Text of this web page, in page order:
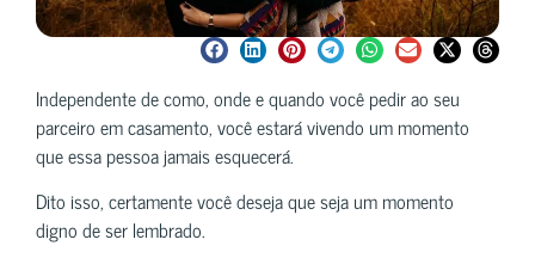
Independente de como, onde e quando você pedir ao seu
parceiro em casamento, você estará vivendo um momento
que essa pessoa jamais esquecerá.
Dito isso, certamente você deseja que seja um momento
digno de ser lembrado.